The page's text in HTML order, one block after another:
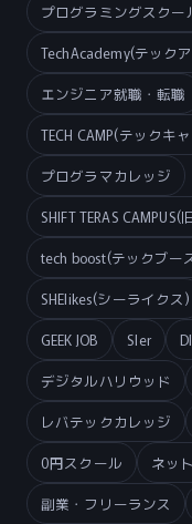
プログラミングスクー
TechAcademy(テック
エンジニア就職・転職
TECH CAMP(テックキ
プログラマカレッジ
SHIFT TERAS CAMPUS(
tech boost(テックブー
SHElikes(シーライクス)
GEEK JOB
SIer
デジタルハリウッド
レバテックカレッジ
0円スクール
ネッ
副業・フリーランス